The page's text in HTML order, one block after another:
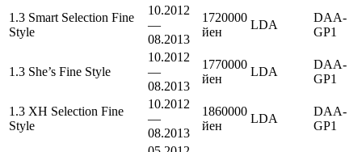
1.3 Smart Selection Fine
Style
10.2012
—
08.2013
1720000
йен
LDA
DAA-
GP1
1.3 She’s Fine Style
10.2012
—
08.2013
1770000
йен
LDA
DAA-
GP1
1.3 XH Selection Fine
Style
10.2012
—
08.2013
1860000
йен
LDA
DAA-
GP1